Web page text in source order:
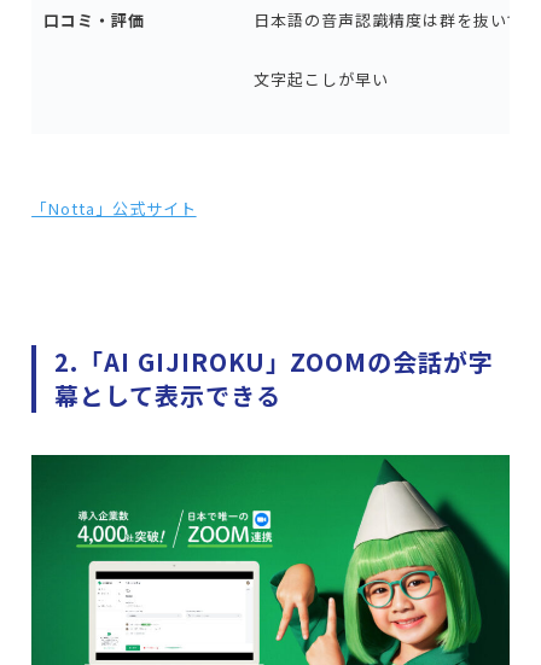
口コミ・評価 日本語の音声認識精度は群を抜いて
文字起こしが早い
「Notta」公式サイト
2.「AI GIJIROKU」ZOOMの会話が字
幕として表示できる